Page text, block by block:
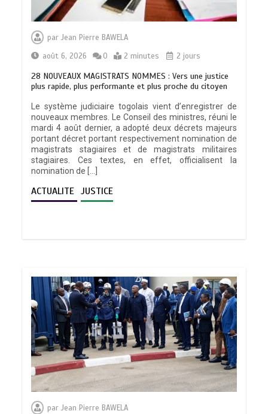
parJean Pierre BAWELA
août 6, 2026
0 2 minutes 2 jours
28 NOUVEAUX MAGISTRATS NOMMES : Vers une justice
plus rapide, plus performante et plus proche du citoyen
Le système judiciaire togolais vient d’enregistrer de
nouveaux membres. Le Conseil des ministres, réuni le
mardi 4 août dernier, a adopté deux décrets majeurs
portant décret portant respectivement nomination de
magistrats stagiaires et de magistrats militaires
stagiaires. Ces textes, en effet, officialisent la
nomination de […]
ACTUALITE JUSTICE
parJean Pierre BAWELA